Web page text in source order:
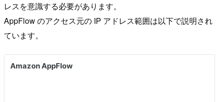
レスを意識する必要があります。
AppFlow のアクセス元の IP アドレス範囲は以下で説明され
ています。